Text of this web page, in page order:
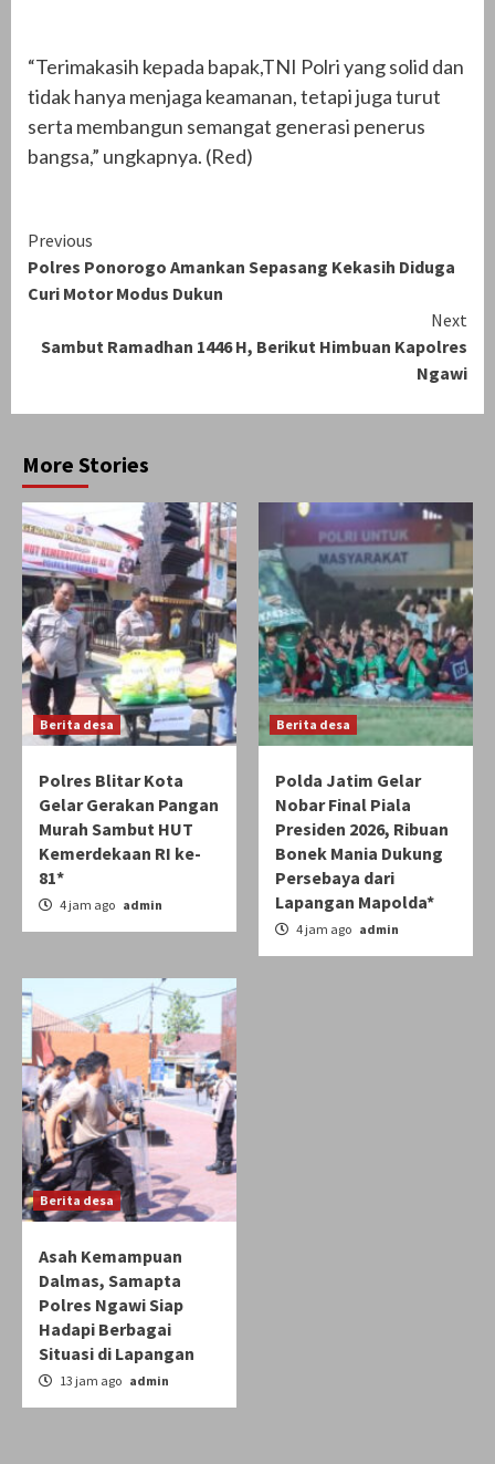
“Terimakasih kepada bapak,TNI Polri yang solid dan
tidak hanya menjaga keamanan, tetapi juga turut
serta membangun semangat generasi penerus
bangsa,” ungkapnya. (Red)
Continue
Reading
Previous
Polres Ponorogo Amankan Sepasang Kekasih Diduga
Curi Motor Modus Dukun
Next
Sambut Ramadhan 1446 H, Berikut Himbuan Kapolres
Ngawi
More Stories
Berita desa
Polres Blitar Kota
Gelar Gerakan Pangan
Murah Sambut HUT
Kemerdekaan RI ke-
81*
4 jam ago admin
Berita desa
Polda Jatim Gelar
Nobar Final Piala
Presiden 2026, Ribuan
Bonek Mania Dukung
Persebaya dari
Lapangan Mapolda*
4 jam ago admin
Berita desa
Asah Kemampuan
Dalmas, Samapta
Polres Ngawi Siap
Hadapi Berbagai
Situasi di Lapangan
13 jam ago admin